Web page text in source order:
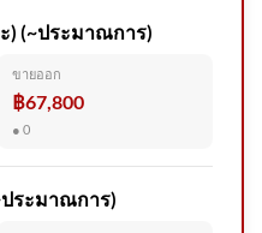
หวะ สลด สิบล้อพ่วงชนรถ
านยนต์ แยกคลองหวะ
สีe 2026-08-08 02:17:00
) (~ประมาณการ)
ขายออก
฿67,800
● 0
ระมาณการ)